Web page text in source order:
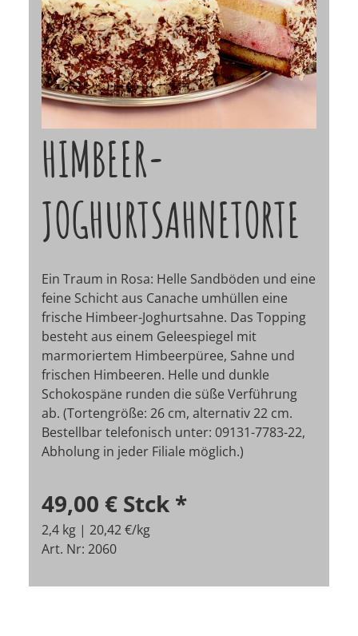
HIMBEER-
JOGHURTSAHNETORTE
Ein Traum in Rosa: Helle Sandböden und eine
feine Schicht aus Canache umhüllen eine
frische Himbeer-Joghurtsahne. Das Topping
besteht aus einem Geleespiegel mit
marmoriertem Himbeerpüree, Sahne und
frischen Himbeeren. Helle und dunkle
Schokospäne runden die süße Verführung
ab. (Tortengröße: 26 cm, alternativ 22 cm.
Bestellbar telefonisch unter: 09131-7783-22,
Abholung in jeder Filiale möglich.)
49,00 € Stck *
2,4 kg | 20,42 €/kg
Art. Nr: 2060